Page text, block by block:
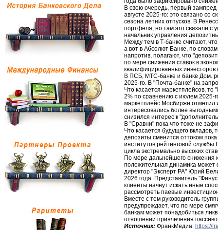
В свою очередь, первый
августе 2025-го: это связано со
сезона летних отпусков. В
портфеля, но там это связали с
начальник управления
Между тем в Т-банке считают,
а вот в Абсолют Банке, по
напротив, полагают, что
по мере снижения ставок в
квалифицированных
В ПСБ, МТС-банке и банке Дом.
2025-го. В "Почта-банке" на
Что касается маркетплейсов,
2% по сравнению с июлем 2025-
маркетплейс Мосбиржи отметил
интересовались более
снизился интерес к
В "Сравни" пока что тоже не
Что касается будущего вкладов,
депозиты сменится оттоком
институтов рейтинговой
цикла экстремально высоких
По мере дальнейшего снижения
положительная динамика может
директор "Эксперт РА" Юрий
2026 года. Представитель
клиенты начнут искать иные
рассмотреть паевые
Вместе с тем руководитель
предупреждает, что по мере
банкам может понадобиться
отношении привлечения
Источник: ФранкМедиа: https://